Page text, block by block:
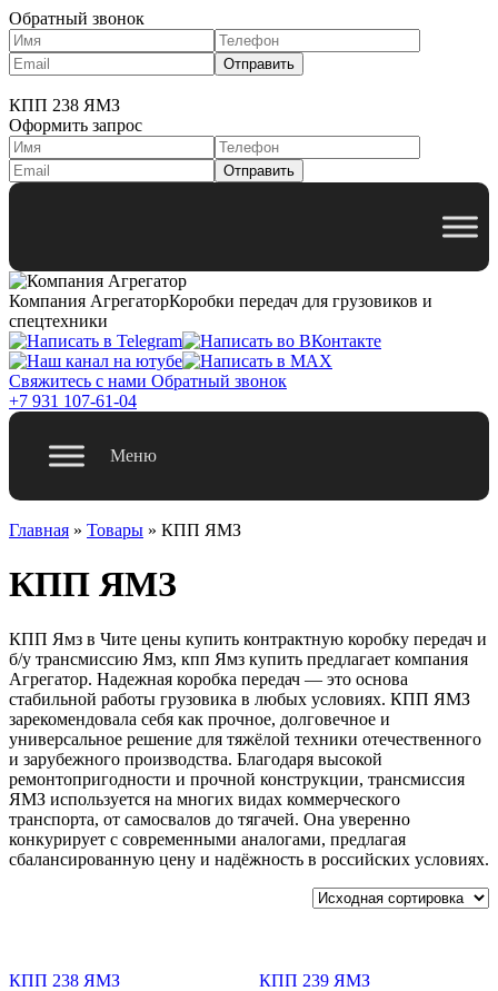
Обратный звонок
КПП 238 ЯМЗ
Оформить запрос
Компания АгрегаторКоробки передач для грузовиков и
спецтехники
Свяжитесь с нами Обратный звонок
+7 931 107-61-04
Меню
Главная » Товары » КПП ЯМЗ
КПП ЯМЗ
КПП Ямз в Чите цены купить контрактную коробку передач и
б/у трансмиссию Ямз, кпп Ямз купить предлагает компания
Агрегатор. Надежная коробка передач — это основа
стабильной работы грузовика в любых условиях. КПП ЯМЗ
зарекомендовала себя как прочное, долговечное и
универсальное решение для тяжёлой техники отечественного
и зарубежного производства. Благодаря высокой
ремонтопригодности и прочной конструкции, трансмиссия
ЯМЗ используется на многих видах коммерческого
транспорта, от самосвалов до тягачей. Она уверенно
конкурирует с современными аналогами, предлагая
сбалансированную цену и надёжность в российских условиях.
КПП 238 ЯМЗ КПП 239 ЯМЗ